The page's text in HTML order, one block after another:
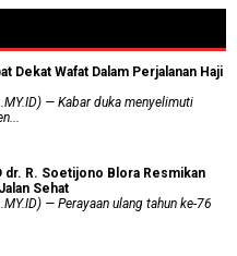
Dekat Wafat Dalam Perjalanan Haji
— Kabar duka menyelimuti
dr. R. Soetijono Blora Resmikan
Sehat
— Perayaan ulang tahun ke-76